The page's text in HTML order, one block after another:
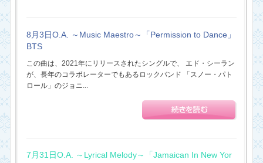
8月3日O.A. ～Music Maestro～「Permission to Dance」
BTS
この曲は、2021年にリリースされたシングルで、 エド・シーラン
が、長年のコラボレーターでもあるロックバンド 「スノー・パト
ロール」のジョニ...
7月31日O.A. ～Lyrical Melody～「Jamaican In New Yor